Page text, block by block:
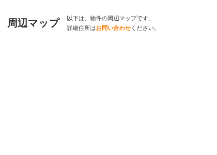
周辺マップ
以下は、物件の周辺マップです。
詳細住所はお問い合わせ ください。